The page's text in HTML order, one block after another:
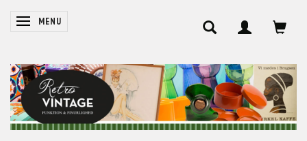
SKIFTE NAVIGATION
MENU